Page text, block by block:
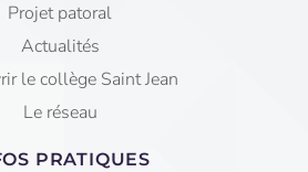
Projet patoral
Actualités
le collège Saint Jean
Le réseau
PRATIQUES